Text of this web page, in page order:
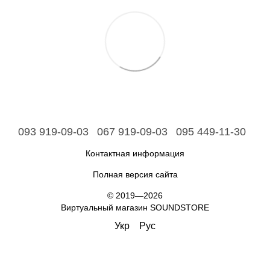
093 919-09-03 067 919-09-03 095 449-11-30
Контактная информация
Полная версия сайта
© 2019—2026
Виртуальный магазин SOUNDSTORE
Укр Рус